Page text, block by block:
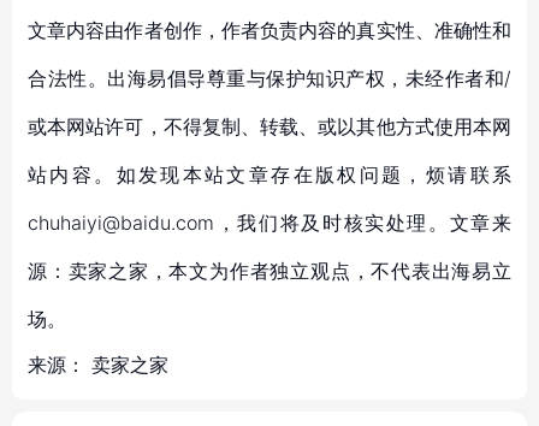
文章内容由作者创作，作者负责内容的真实性、准确性和
合法性。出海易倡导尊重与保护知识产权，未经作者和/
或本网站许可，不得复制、转载、或以其他方式使用本网
站内容。如发现本站文章存在版权问题，烦请联系
chuhaiyi@baidu.com，我们将及时核实处理。文章来
源：卖家之家，本文为作者独立观点，不代表出海易立
场。
来源： 卖家之家